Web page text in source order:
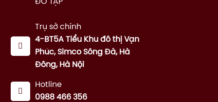
Trụ sở chính
4-BT5A Tiểu Khu đô thị Vạn
Phúc, Simco Sông Đà, Hà
Đông, Hà Nội
Hotline
0988 466 356